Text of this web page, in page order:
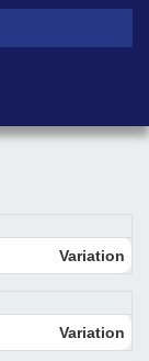
Variation
Variation